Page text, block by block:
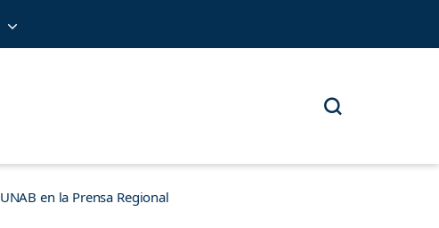
UNAB en la Prensa Regional